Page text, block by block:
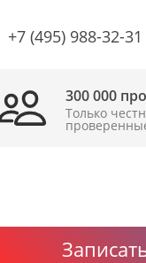
+7 (495) 988-32-31
300 000
Только